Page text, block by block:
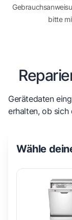
bitte
Gerätedaten
erhalten, ob sich
Wähle